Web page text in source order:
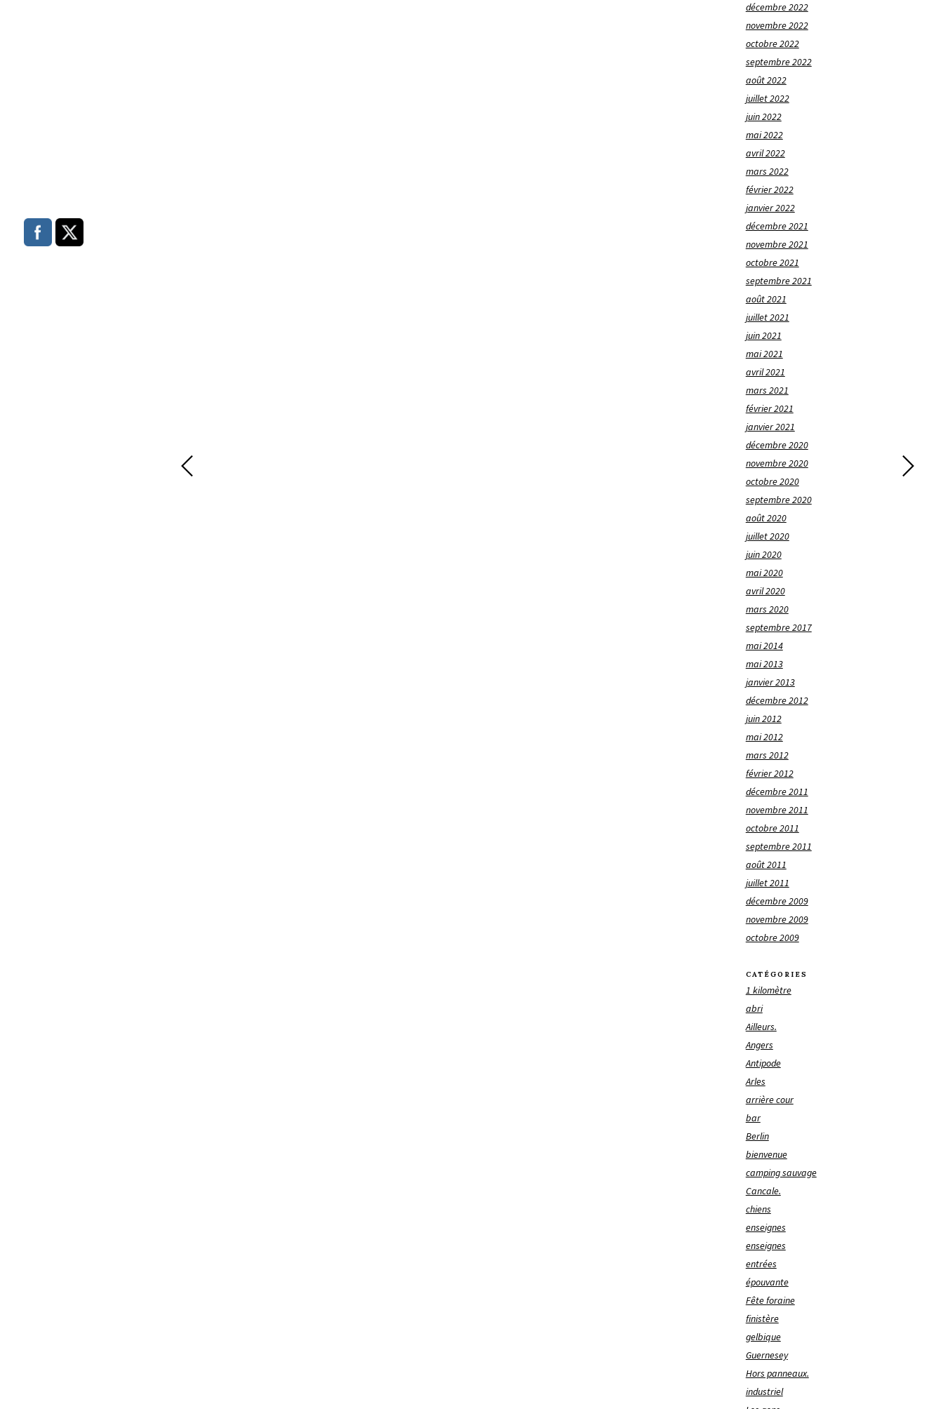
décembre 2022
novembre 2022
octobre 2022
septembre 2022
août 2022
juillet 2022
juin 2022
mai 2022
avril 2022
mars 2022
février 2022
janvier 2022
décembre 2021
novembre 2021
octobre 2021
septembre 2021
août 2021
juillet 2021
juin 2021
mai 2021
avril 2021
mars 2021
février 2021
janvier 2021
décembre 2020
novembre 2020
octobre 2020
septembre 2020
août 2020
juillet 2020
juin 2020
mai 2020
avril 2020
mars 2020
septembre 2017
mai 2014
mai 2013
janvier 2013
décembre 2012
juin 2012
mai 2012
mars 2012
février 2012
décembre 2011
novembre 2011
octobre 2011
septembre 2011
août 2011
juillet 2011
décembre 2009
novembre 2009
octobre 2009
CATÉGORIES
1 kilomètre
abri
Ailleurs.
Angers
Antipode
Arles
arrière cour
bar
Berlin
bienvenue
camping sauvage
Cancale.
chiens
enseignes
enseignes
entrées
épouvante
Fête foraine
finistère
gelbique
Guernesey
Hors panneaux.
industriel